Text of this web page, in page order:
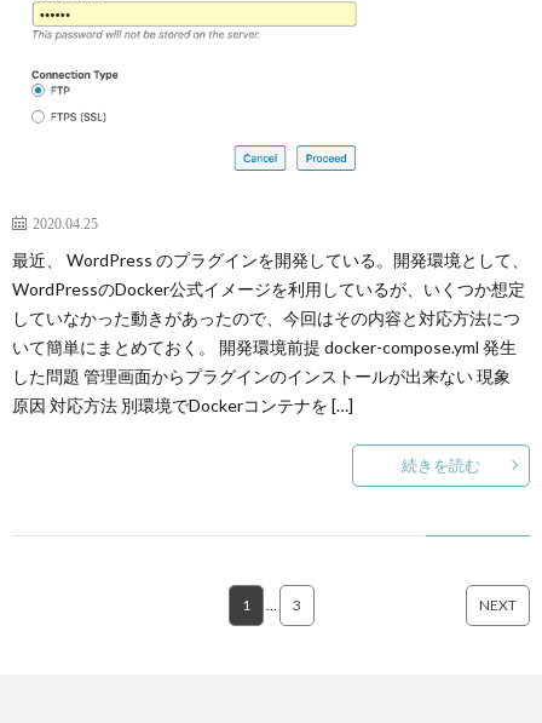
2020.04.25
最近、 WordPress のプラグインを開発している。開発環境として、
WordPressのDocker公式イメージを利用しているが、いくつか想定
していなかった動きがあったので、今回はその内容と対応方法につ
いて簡単にまとめておく。 開発環境前提 docker-compose.yml 発生
した問題 管理画面からプラグインのインストールが出来ない 現象
原因 対応方法 別環境でDockerコンテナを […]
続きを読む
1 3 NEXT